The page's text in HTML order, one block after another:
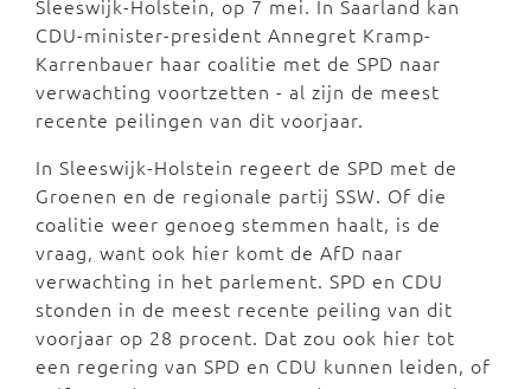
Sleeswijk-Holstein, op 7 mei. In Saarland kan
CDU-minister-president Annegret Kramp-
Karrenbauer haar coalitie met de SPD naar
verwachting voortzetten - al zijn de meest
recente peilingen van dit voorjaar.
In Sleeswijk-Holstein regeert de SPD met de
Groenen en de regionale partij SSW. Of die
coalitie weer genoeg stemmen haalt, is de
vraag, want ook hier komt de AfD naar
verwachting in het parlement. SPD en CDU
stonden in de meest recente peiling van dit
voorjaar op 28 procent. Dat zou ook hier tot
een regering van SPD en CDU kunnen leiden, of